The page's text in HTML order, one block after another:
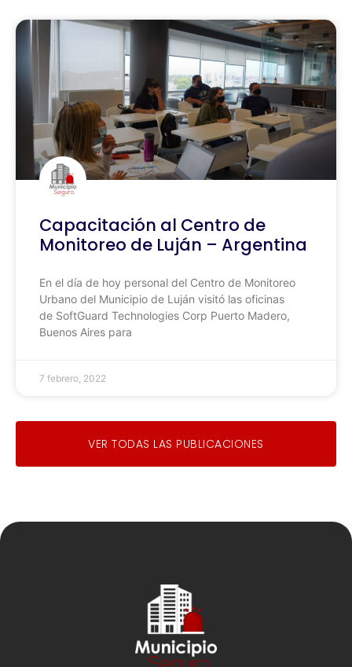
Capacitación al Centro de
Monitoreo de Luján – Argentina
En el día de hoy personal del Centro de Monitoreo
Urbano del Municipio de Luján visitó las oficinas
de SoftGuard Technologies Corp Puerto Madero,
Buenos Aires para
7 febrero, 2022
VER TODAS LAS PUBLICACIONES